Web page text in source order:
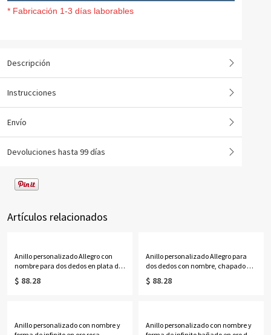
* Fabricación 1-3 días laborables
Descripción
Instrucciones
Envío
Devoluciones hasta 99 días
Artículos relacionados
Anillo personalizado Allegro con
nombre para dos dedos en plata de
ley
$ 88.28
Anillo personalizado Allegro para
dos dedos con nombre, chapado en
oro de 18 quilates
$ 88.28
Anillo personalizado con nombre y
Anillo personalizado con nombre y